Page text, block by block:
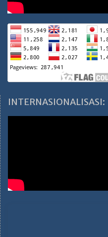
INTERNASIONALISASI: